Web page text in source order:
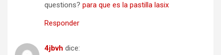
questions? para que es la pastilla lasix
Responder
4jbvh dice: